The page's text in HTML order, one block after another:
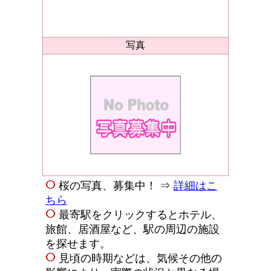
写真
桜の写真、募集中！ ⇒ 詳細はこ
ちら
最寄駅をクリックするとホテル、
旅館、居酒屋など、駅の周辺の施設
を探せます。
見頃の時期などは、気候その他の